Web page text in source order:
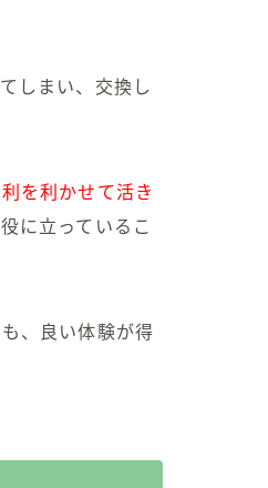
しまい、交換し
を利かせて活き
に立っているこ
、良い体験が得